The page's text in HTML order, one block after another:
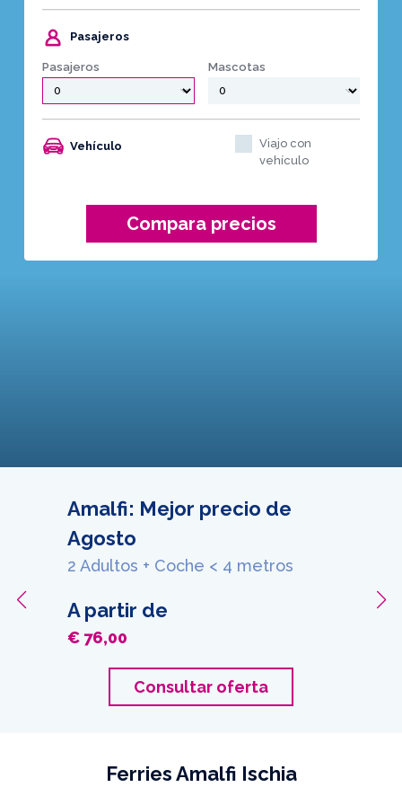
Pasajeros
Pasajeros Mascotas
Vehículo
Viajo con
vehículo
Compara precios
Amalfi: Mejor precio de
Agosto
2 Adultos + Coche < 4 metros
A partir de
€ 76,00
Consultar oferta
Ferries Amalfi Ischia